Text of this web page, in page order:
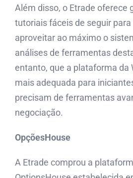
Além disso, o Etrade oferece
tutoriais fáceis de seguir
aproveitar ao máximo o
análises de ferramentas
entanto, que a plataforma da
mais adequada para
precisam de ferramentas
negociação.
OpçõesHouse
A Etrade comprou a